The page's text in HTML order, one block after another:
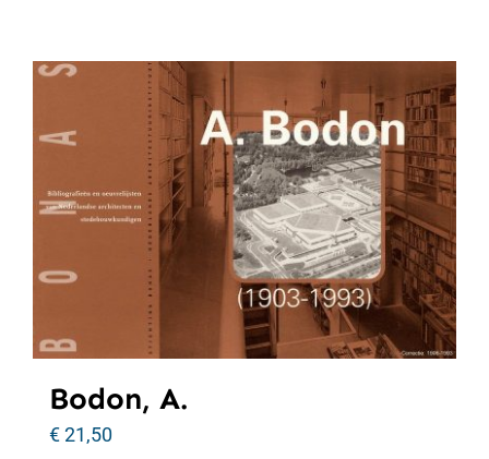
Bodon, A.
€21,50